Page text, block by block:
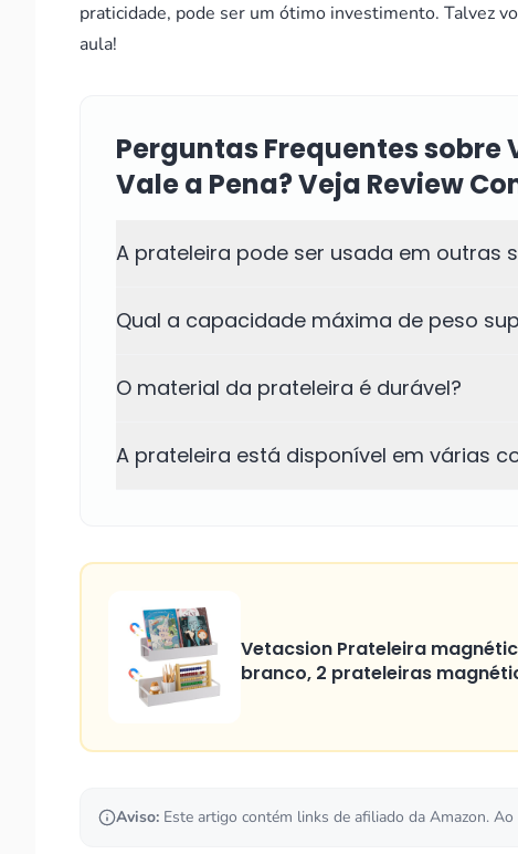
praticidade, pode ser um ótimo investimento. Talvez
aula!
Perguntas Frequentes
Vale a Pena? Veja Review
A prateleira pode ser usada em outras
Qual a capacidade máxima de peso
O material da prateleira é durável?
A prateleira está disponível em várias
Vetacsion Prateleira
branco, 2 prateleiras
Aviso: Este artigo contém links de afiliado da Amazon.